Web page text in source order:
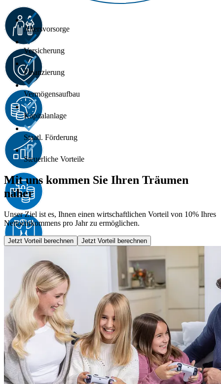
Altersvorsorge
Versicherung
Finanzierung
Vermögensaufbau
Kapitalanlage
Staatl. Förderung
Steuerliche Vorteile
Mit uns kommen Sie Ihren Träumen
näher
Unser Ziel ist es, Ihnen einen wirtschaftlichen Vorteil von 10% Ihres
Nettoeinkommens pro Jahr zu ermöglichen.
Jetzt Vorteil berechnen Jetzt Vorteil berechnen